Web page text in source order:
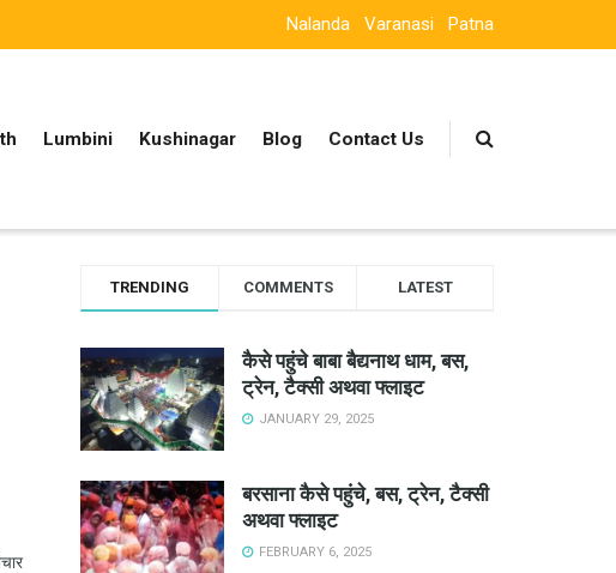
Nalanda Varanasi Patna
Lumbini Kushinagar Blog Contact Us
मंच के संयुक्त तत्वाधान में 2 मई को गंगा स्वच्छता संकल्प दिवस आयोजित किया जा रहा है।
TRENDING COMMENTS LATEST
कैसे पहुंचे बाबा बैद्यनाथ धाम, बस,
ट्रेन, टैक्सी अथवा फ्लाइट
JANUARY 29, 2025
बरसाना कैसे पहुंचे, बस, ट्रेन, टैक्सी
अथवा फ्लाइट
FEBRUARY 6, 2025